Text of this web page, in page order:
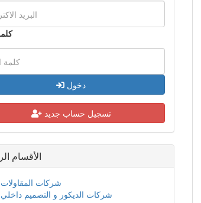
شركات استثمارية
شركات الرخام والسيراميك والحجر
شركات الاجهزة الإلكترونية
شركات التأمين
شركات تكنولوجيا المعلومات
شركات التكييف والتبريد
شركات العقارات
شركات الاستضافة والتصميم
شركات السيارات
شركات برك السباحة
شركات البترول والغاز
شركات الاستقدام
شركات البنوك
شركات المدارس الخاصة والمستقلة